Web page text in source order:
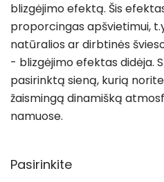
Klijai
Mozaikiniai tinkai
Struktūriniai tinkai
Dekoravimo glaistai
Statybiniai sandarikliai
Aliejai ir impregnantai
blizgėjimo efektą. Šis
proporcingas apšvietimui,
natūralios ar dirbtinės
- blizgėjimo efektas didėja.
pasirinktą sieną, kurią
žaismingą dinamišką
namuose.
Pasirinkite